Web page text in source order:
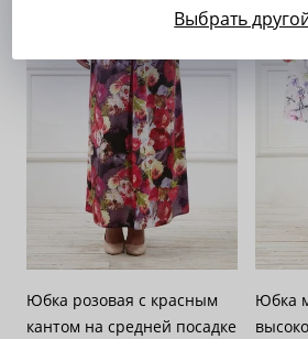
Юбка розовая с красным
кантом на средней посадке
Юбка
Выбрать